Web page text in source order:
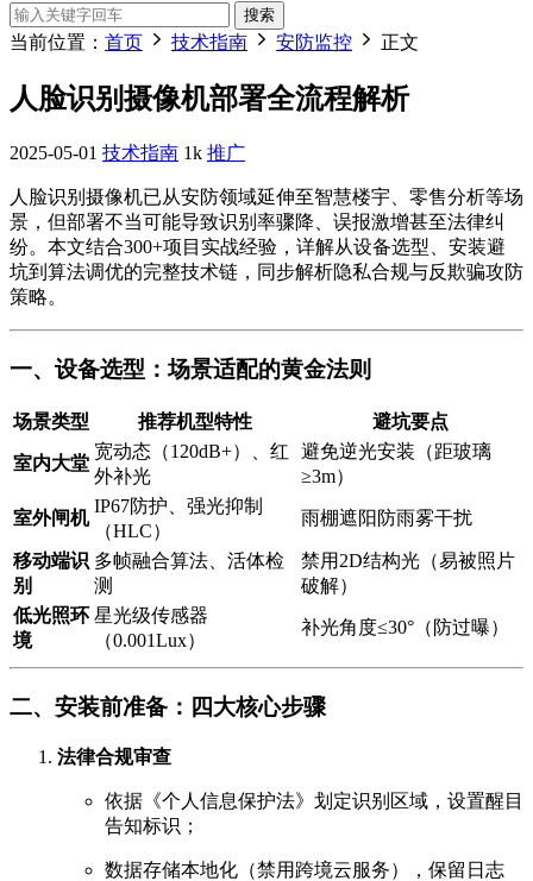
搜索
当前位置： 首页 技术指南 安防监控 正文
人脸识别摄像机部署全流程解析
2025-05-01 技术指南 1k 推广
人脸识别摄像机已从安防领域延伸至智慧楼宇、零售分析等场
景，但部署不当可能导致识别率骤降、误报激增甚至法律纠
纷。本文结合300+项目实战经验，详解从设备选型、安装避
坑到算法调优的完整技术链，同步解析隐私合规与反欺骗攻防
策略。
一、设备选型：场景适配的黄金法则
场景类型 推荐机型特性 避坑要点
室内大堂
宽动态（120dB+）、红
外补光
避免逆光安装（距玻璃
≥3m）
室外闸机
IP67防护、强光抑制
（HLC）
雨棚遮阳防雨雾干扰
移动端识
别
多帧融合算法、活体检
测
禁用2D结构光（易被照片
破解）
低光照环
境
星光级传感器
（0.001Lux）
补光角度≤30°（防过曝）
二、安装前准备：四大核心步骤
法律合规审查
依据《个人信息保护法》划定识别区域，设置醒目
告知标识；
数据存储本地化（禁用跨境云服务），保留日志